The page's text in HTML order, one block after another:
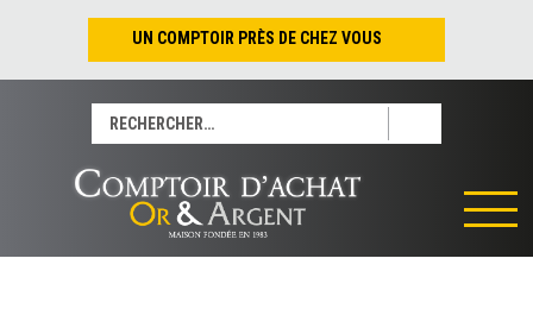
UN COMPTOIR PRÈS DE CHEZ VOUS
Nantes – Jean-Jacques Rousseau
Nantes – Saint-Pierre
Tours
La Rochelle
La Roche/Yon
Rechercher :